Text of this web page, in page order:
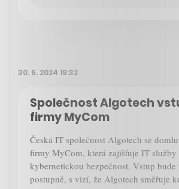
30. 5. 2024 19:32
Společnost Algotech
firmy MyCom
Česká IT společnost Algotech se
firmy MyCom, která zajišťuje IT služby
kybernetickou bezpečnost. Vstup bude
postupně, s vizí, že Algotech směřuje